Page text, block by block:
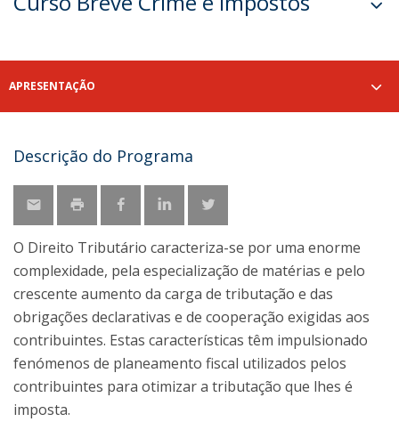
APRESENTAÇÃO
Descrição do Programa
O Direito Tributário caracteriza-se por uma enorme
complexidade, pela especialização de matérias e pelo
crescente aumento da carga de tributação e das
obrigações declarativas e de cooperação exigidas aos
contribuintes. Estas características têm impulsionado
fenómenos de planeamento fiscal utilizados pelos
contribuintes para otimizar a tributação que lhes é
imposta.